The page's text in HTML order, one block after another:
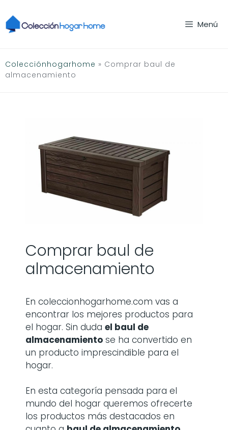
al
contenido
Menú
Colecciónhogarhome » Comprar baul de
almacenamiento
Comprar baul de
almacenamiento
En coleccionhogarhome.com vas a
encontrar los mejores productos para
el hogar. Sin duda el baul de
almacenamiento se ha convertido en
un producto imprescindible para el
hogar.
En esta categoría pensada para el
mundo del hogar queremos ofrecerte
los productos más destacados en